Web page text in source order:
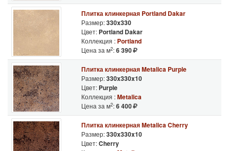
Плитка клинкерная Portland Dakar
Размер:330x330
Цвет: Portland Dakar
Коллекция : Portland
Цена за м2:6 390
Плитка клинкерная Metalica Purple
Размер:330x330x10
Цвет: Purple
Коллекция :Metalica
Цена за м2:6 400
Плитка клинкерная Metalica Cherry
Размер:330x330x10
Цвет:Cherry